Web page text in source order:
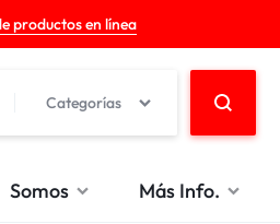
productos en línea
Categorías
Somos Más Info.